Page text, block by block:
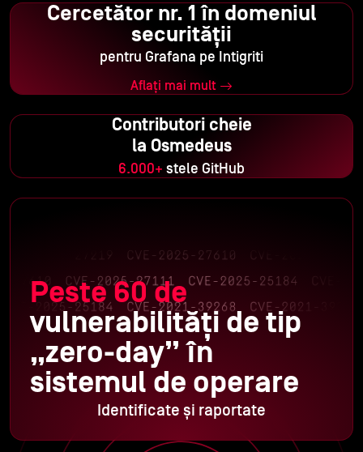
Cercetător nr. 1 în domeniul
securității
pentru Grafana pe Intigriti
Aflați mai mult
Contributori cheie
la Osmedeus
6.000+ stele GitHub
Peste 60 de
vulnerabilități de tip
„zero-day” în
sistemul de operare
Identificate și raportate